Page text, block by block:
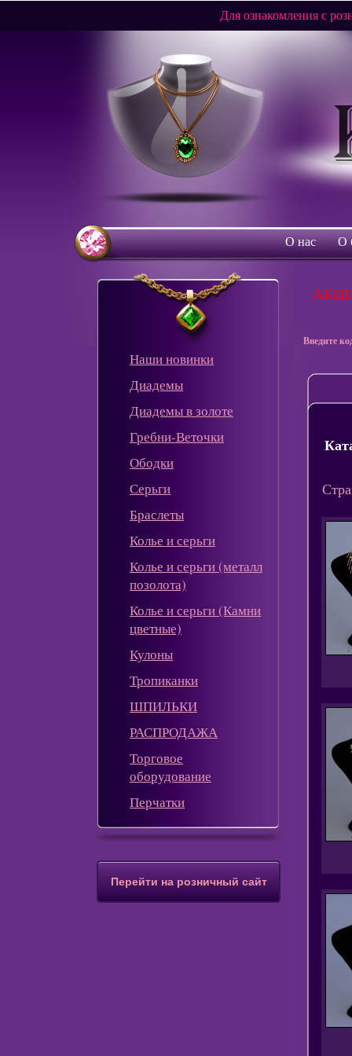
Для ознакомления с
О нас О
Наши новинки
Диадемы
Диадемы в золоте
Гребни-Веточки
Ободки
Серьги
Браслеты
Колье и серьги
Колье и серьги (металл
позолота)
Колье и серьги (Камни
цветные)
Кулоны
Тропиканки
ШПИЛЬКИ
РАСПРОДАЖА
Торговое
оборудование
Перчатки
Перейти на розничный сайт
Введите